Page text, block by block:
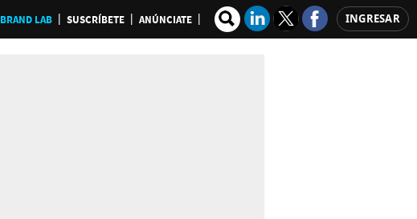
BRAND LAB SUSCRÍBETE ANÚNCIATE INGRESAR